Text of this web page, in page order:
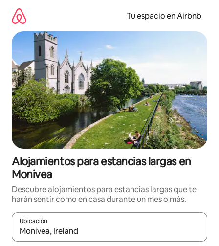
contenido
Tu espacio en Airbnb
Alojamientos para estancias largas en
Monivea
Descubre alojamientos para estancias largas que te
harán sentir como en casa durante un mes o más.
Ubicación
Cuando los resultados estén disponibles, podrás navegar